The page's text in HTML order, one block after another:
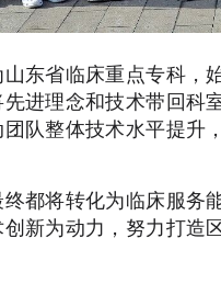
东省临床重点专科，
进理念和技术带回科
队整体技术水平提升
都将转化为临床服务
新为动力，努力打造